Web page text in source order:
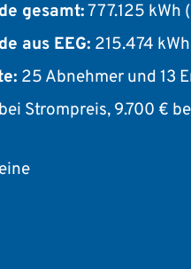
gesamt:777.125 kWh
aus EEG: 215.474
25 Abnehmer und 13
Strompreis, 9.700 €